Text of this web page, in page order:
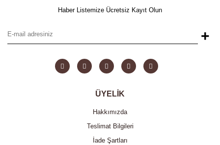
Haber Listemize Ücretsiz Kayıt Olun
+
ÜYELİK
Hakkımızda
Teslimat Bilgileri
İade Şartları